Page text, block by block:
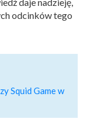
odcinków tego
Squid Game w